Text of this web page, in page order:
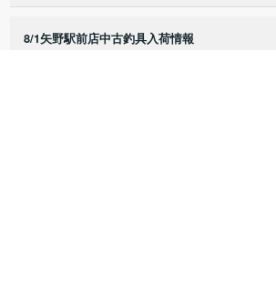
8/1矢野駅前店中古釣具入荷情報